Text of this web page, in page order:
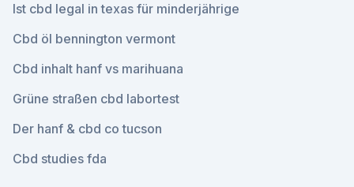
Ist cbd legal in texas für minderjährige
Cbd öl bennington vermont
Cbd inhalt hanf vs marihuana
Grüne straßen cbd labortest
Der hanf & cbd co tucson
Cbd studies fda